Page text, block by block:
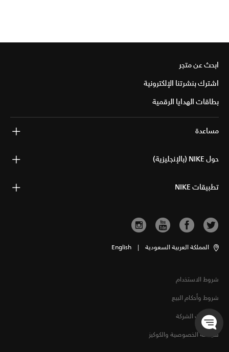
ابحث عن متجر
اشترك بنشرتنا الإلكترونية
بطاقات الهدايا الرقمية
مساعدة
حول NIKE (بالإنجليزية)
تطبيقات NIKE
المملكة العربية السعودية |
English
شروط الاستخدام
شروط وأحكام البيع
معلومات الشركة
سياسة الخصوصية والكوكيز